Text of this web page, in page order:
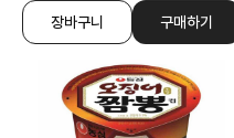
장바구니 구매하기